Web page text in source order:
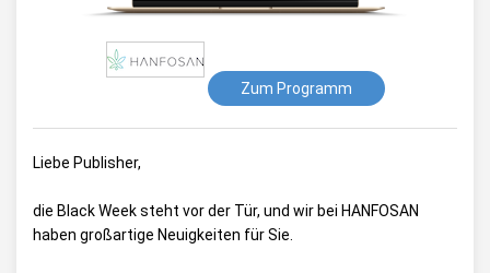
Zum Programm
Liebe Publisher,
die Black Week steht vor der Tür, und wir bei HANFOSAN
haben großartige Neuigkeiten für Sie.